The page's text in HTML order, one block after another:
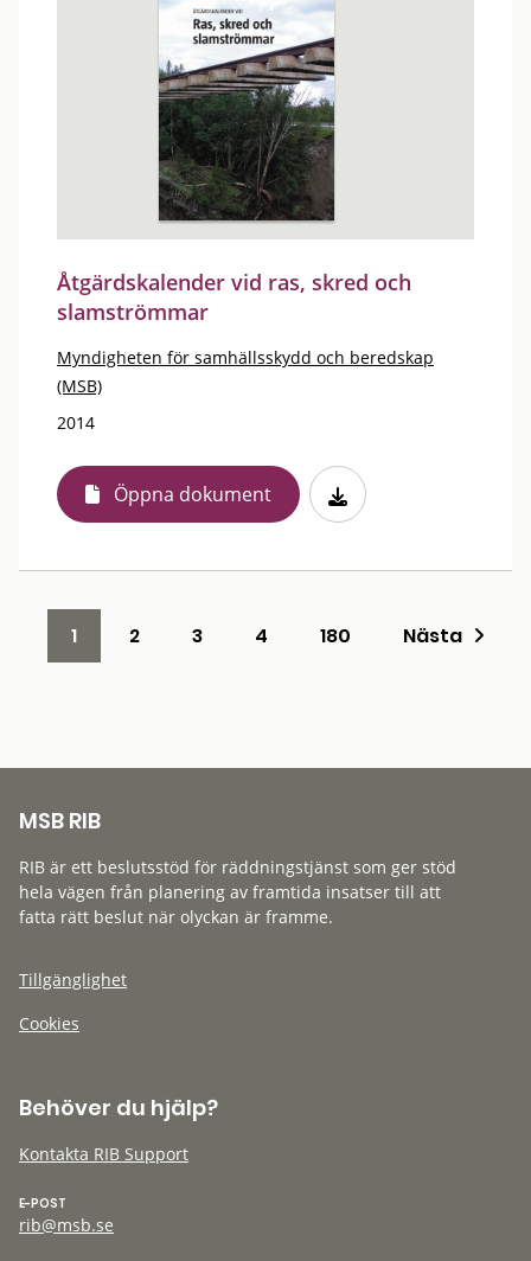
Åtgärdskalender vid ras, skred och
slamströmmar
Myndigheten för samhällsskydd och beredskap
(MSB)
2014
Öppna dokument
1 2 3 4 180 Nästa
MSB RIB
RIB är ett beslutsstöd för räddningstjänst som ger stöd
hela vägen från planering av framtida insatser till att
fatta rätt beslut när olyckan är framme.
Tillgänglighet
Cookies
Behöver du hjälp?
Kontakta RIB Support
E-POST
rib@msb.se